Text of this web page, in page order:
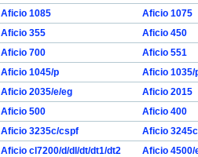
Aficio 1085
Aficio 1075
Aficio 355
Aficio 450
Aficio 700
Aficio 551
Aficio 1045/p
Aficio 1035/
Aficio 2035/e/eg
Aficio 2015
Aficio 500
Aficio 400
Aficio 3235c/cspf
Aficio
Aficio cl7200/d/dl/dt/dt1/dt2
Aficio 4500/